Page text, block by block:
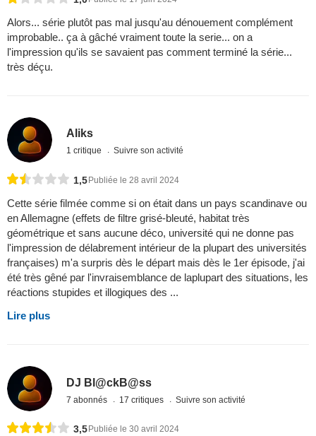
Alors... série plutôt pas mal jusqu'au dénouement complément
improbable.. ça à gâché vraiment toute la serie... on a
l'impression qu'ils se savaient pas comment terminé la série...
très déçu.
Aliks
1 critique Suivre son activité
1,5 Publiée le 28 avril 2024
Cette série filmée comme si on était dans un pays scandinave ou
en Allemagne (effets de filtre grisé-bleuté, habitat très
géométrique et sans aucune déco, université qui ne donne pas
l'impression de délabrement intérieur de la plupart des universités
françaises) m'a surpris dès le départ mais dès le 1er épisode, j'ai
été très gêné par l'invraisemblance de laplupart des situations, les
réactions stupides et illogiques des ...
Lire plus
DJ Bl@ckB@ss
7 abonnés 17 critiques Suivre son activité
3,5 Publiée le 30 avril 2024